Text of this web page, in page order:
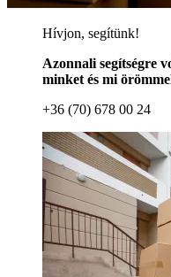
Hívjon, segítünk!
Azonnali segítségre
minket és mi
+36 (70) 678 00 24